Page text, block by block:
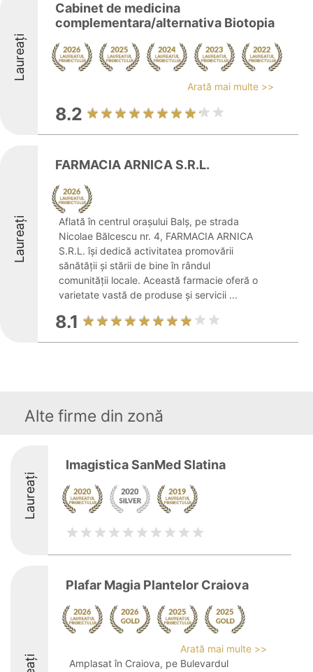
Laureați
Cabinet de medicina
complementara/alternativa Biotopia
Arată mai multe >>
8.2
Laureați
FARMACIA ARNICA S.R.L.
Aflată în centrul orașului Balș, pe strada
Nicolae Bălcescu nr. 4, FARMACIA ARNICA
S.R.L. își dedică activitatea promovării
sănătății și stării de bine în rândul
comunității locale. Această farmacie oferă o
varietate vastă de produse și servicii ...
8.1
Alte firme din zonă
Laureați
Imagistica SanMed Slatina
Plafar Magia Plantelor Craiova
Arată mai multe >>
Amplasat în Craiova, pe Bulevardul